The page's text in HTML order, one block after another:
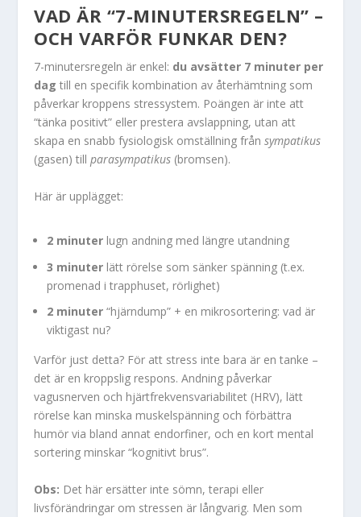
VAD ÄR “7-MINUTERSREGELN” –
OCH VARFÖR FUNKAR DEN?
7-minutersregeln är enkel: du avsätter 7 minuter per
dag till en specifik kombination av återhämtning som
påverkar kroppens stressystem. Poängen är inte att
“tänka positivt” eller prestera avslappning, utan att
skapa en snabb fysiologisk omställning frånsympatikus
(gasen) tillparasympatikus (bromsen).
Här är upplägget:
2 minuter lugn andning med längre utandning
3 minuter lätt rörelse som sänker spänning (t.ex.
promenad i trapphuset, rörlighet)
2 minuter “hjärndump” + en mikrosortering: vad är
viktigast nu?
Varför just detta? För att stress inte bara är en tanke –
det är en kroppslig respons. Andning påverkar
vagusnerven och hjärtfrekvensvariabilitet (HRV), lätt
rörelse kan minska muskelspänning och förbättra
humör via bland annat endorfiner, och en kort mental
sortering minskar “kognitivt brus”.
Obs: Det här ersätter inte sömn, terapi eller
livsförändringar om stressen är långvarig. Men som